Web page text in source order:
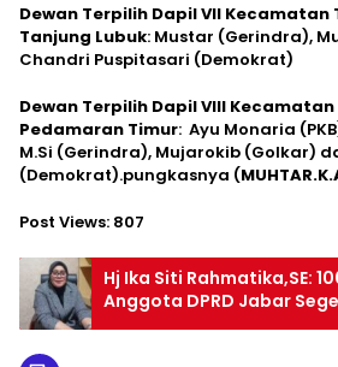
Dewan Terpilih Dapil VII Kecamatan
Tanjung Lubuk: Mustar (Gerindra),
Chandri Puspitasari (Demokrat)
Dewan Terpilih Dapil VIII
Pedamaran Timur: Ayu Monaria
M.Si (Gerindra), Mujarokib (Golkar)
(Demokrat).pungkasnya (
Post Views: 807
Hj Ika Siti Rahmatika,SE:
Anggota DPRD Jabar
Warga Dapil Jabar XIII